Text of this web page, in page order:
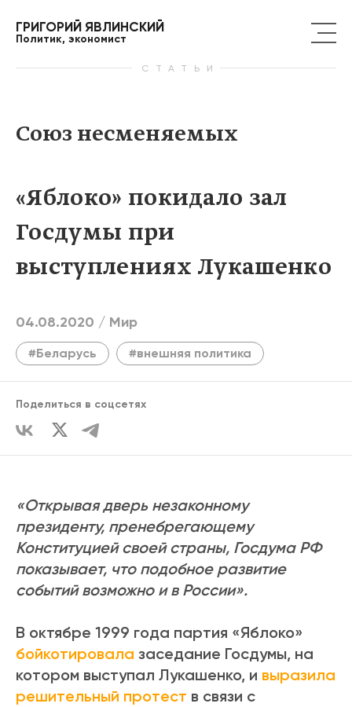
ГРИГОРИЙ ЯВЛИНСКИЙ
Политик, экономист
СТАТЬИ
Союз несменяемых
«Яблоко» покидало зал
Госдумы при
выступлениях Лукашенко
04.08.2020 / Мир
#Беларусь #внешняя политика
Поделиться в соцсетях
«Открывая дверь незаконному
президенту, пренебрегающему
Конституцией своей страны, Госдума РФ
показывает, что подобное развитие
событий возможно и в России».
В октябре 1999 года партия «Яблоко»
бойкотировала заседание Госдумы, на
котором выступал Лукашенко, и выразила
решительный протест в связи с